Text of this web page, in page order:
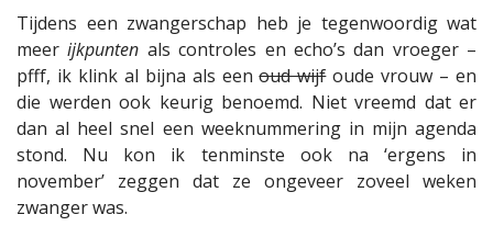
Tijdens een zwangerschap heb je tegenwoordig wat
meerijkpunten als controles en echo’s dan vroeger –
pfff, ik klink al bijna als eenoud wijfoude vrouw – en
die werden ook keurig benoemd. Niet vreemd dat er
dan al heel snel een weeknummering in mijn agenda
stond. Nu kon ik tenminste ook na ‘ergens in
november’ zeggen dat ze ongeveer zoveel weken
zwanger was.